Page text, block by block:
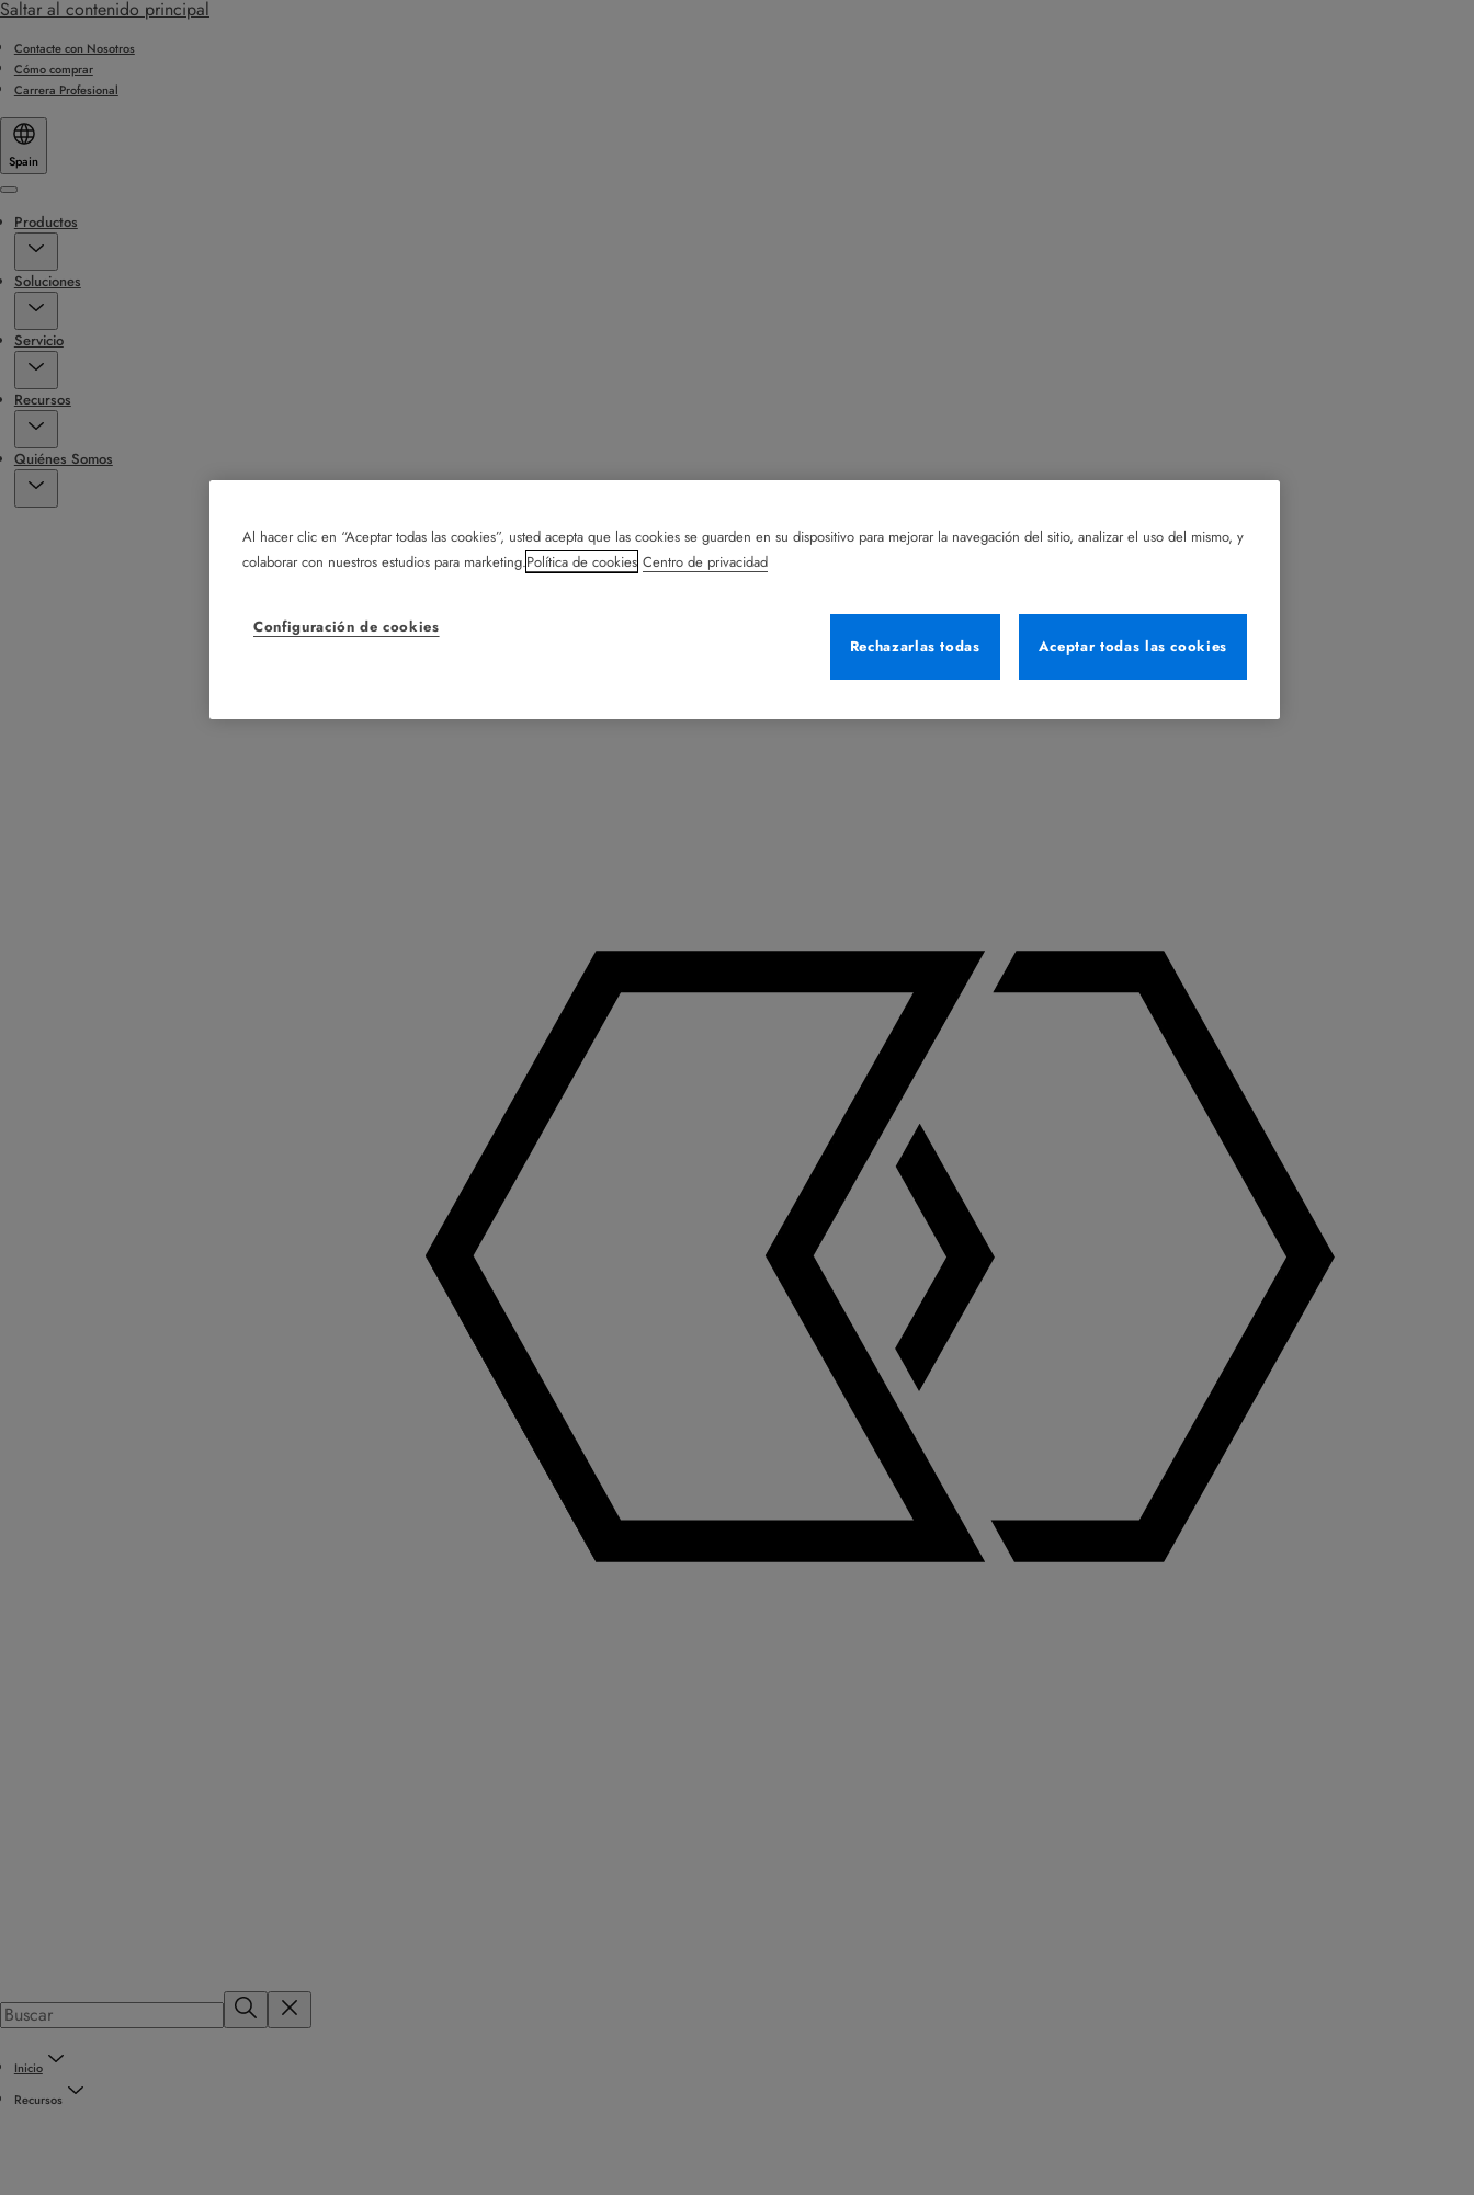
Saltar al contenido principal
Contacte con Nosotros
Cómo comprar
Carrera Profesional
Spain
Menu
Productos
Soluciones
Servicio
Recursos
Quiénes Somos
Inicio
Recursos
Al hacer clic en “Aceptar todas las cookies”, usted acepta que las cookies se guarden en su dispositivo para mejorar la navegación del sitio, analizar el uso del mismo, y
colaborar con nuestros estudios para marketing.Política de cookies Centro de privacidad
Configuración de cookies
Rechazarlas todas
Aceptar todas las cookies